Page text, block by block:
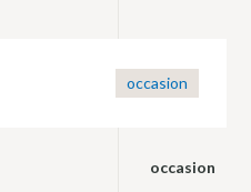
occasion
occasion